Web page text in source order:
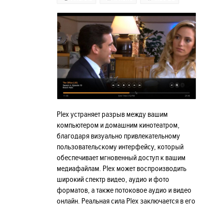
Plex устраняет разрыв между вашим
компьютером и домашним кинотеатром,
благодаря визуально привлекательному
пользовательскому интерфейсу, который
обеспечивает мгновенный доступ к вашим
медиафайлам. Plex может воспроизводить
широкий спектр видео, аудио и фото
форматов, а также потоковое аудио и видео
онлайн. Реальная сила Plex заключается в его